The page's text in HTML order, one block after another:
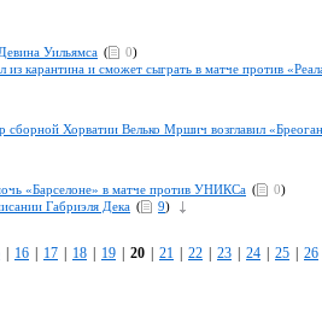
Уильямса ( 0)
карантина и сможет сыграть в матче против
сборной Хорватии Велько Мршич возглавил
«Барселоне» в матче против УНИКСа ( 0)
Габриэля Дека ( 9)
16 17 18 19 20 21 22 23 24 25 26